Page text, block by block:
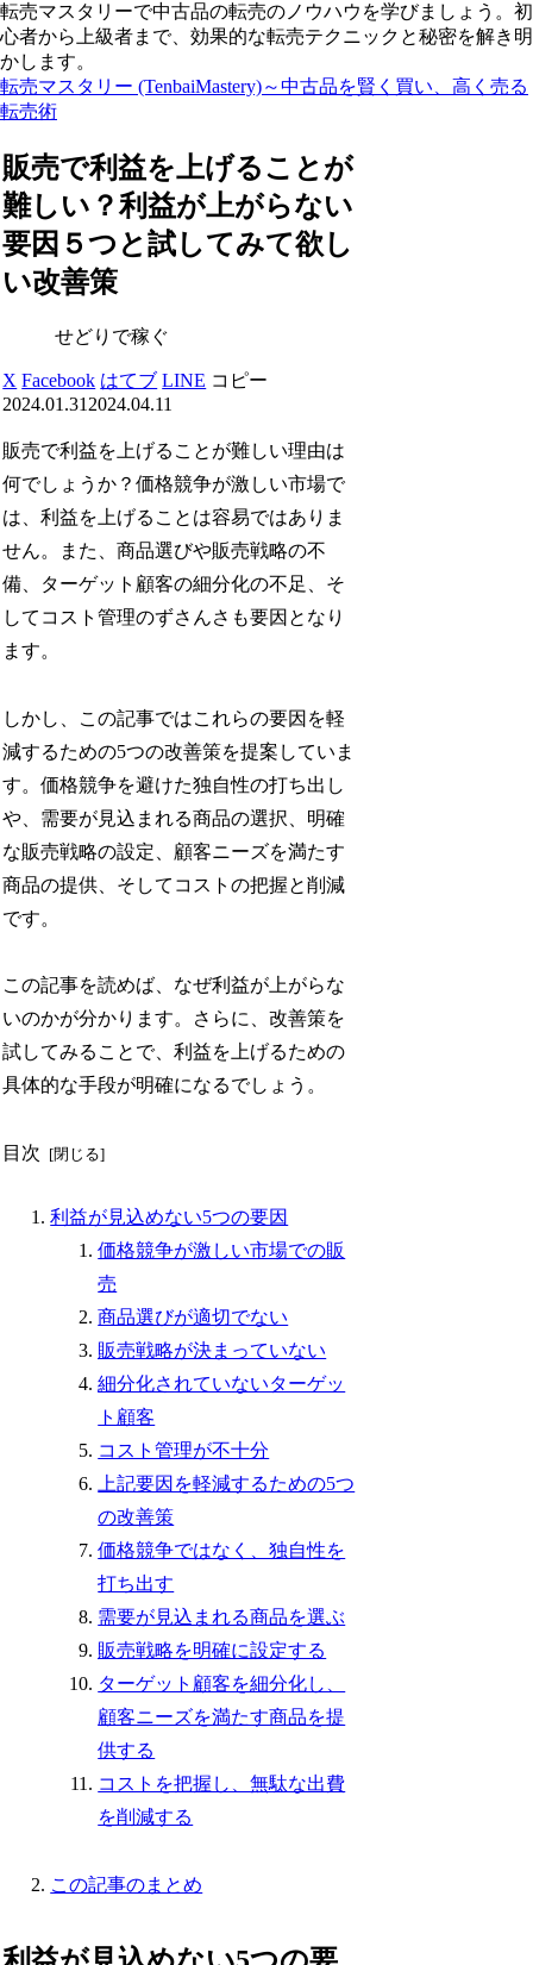
転売マスタリーで中古品の転売のノウハウを学びましょう。初
心者から上級者まで、効果的な転売テクニックと秘密を解き明
かします。
転売マスタリー (TenbaiMastery)～中古品を賢く買い、高く売る
転売術
販売で利益を上げることが
難しい？利益が上がらない
要因５つと試してみて欲し
い改善策
せどりで稼ぐ
X Facebook はてブ LINE コピー
2024.01.31 2024.04.11
販売で利益を上げることが難しい理由は
何でしょうか？価格競争が激しい市場で
は、利益を上げることは容易ではありま
せん。また、商品選びや販売戦略の不
備、ターゲット顧客の細分化の不足、そ
してコスト管理のずさんさも要因となり
ます。
しかし、この記事ではこれらの要因を軽
減するための5つの改善策を提案していま
す。価格競争を避けた独自性の打ち出し
や、需要が見込まれる商品の選択、明確
な販売戦略の設定、顧客ニーズを満たす
商品の提供、そしてコストの把握と削減
です。
この記事を読めば、なぜ利益が上がらな
いのかが分かります。さらに、改善策を
試してみることで、利益を上げるための
具体的な手段が明確になるでしょう。
目次
利益が見込めない5つの要因
価格競争が激しい市場での販
売
商品選びが適切でない
販売戦略が決まっていない
細分化されていないターゲッ
ト顧客
コスト管理が不十分
上記要因を軽減するための5つ
の改善策
価格競争ではなく、独自性を
打ち出す
需要が見込まれる商品を選ぶ
販売戦略を明確に設定する
ターゲット顧客を細分化し、
顧客ニーズを満たす商品を提
供する
コストを把握し、無駄な出費
を削減する
この記事のまとめ